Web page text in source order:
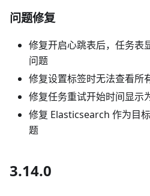
问题修复
修复开启心跳表后，任务表
问题
修复设置标签时无法查看所
修复任务重试开始时间显示
修复 Elasticsearch 作为目
题
3.14.0